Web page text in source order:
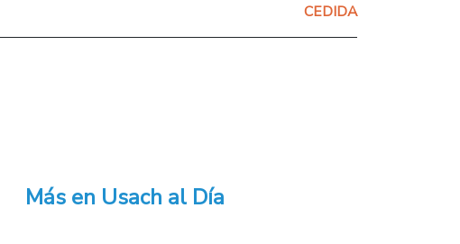
CEDIDA
Más en Usach al Día